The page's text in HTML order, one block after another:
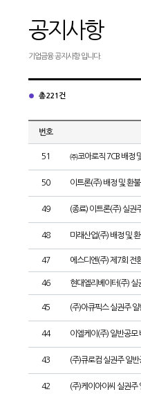
공지사항
기업금융 공지사항 입니다.
총 221건
번호
51 ㈜코아로직 7CB 배정
50 이트론(주) 배정 및 환
49 (종료) 이트론(주) 실권
48 미래산업(주) 배정 및
47 에스디엔(주) 제7회 전
46 현대엘리베이터(주) 실
45 (주)아큐픽스 실권주
44 이엘케이(주) 일반공모
43 (주)큐로컴 실권주 일
42 (주)케이아이씨 실권주